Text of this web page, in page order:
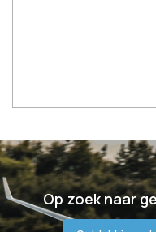
Op zoek naar